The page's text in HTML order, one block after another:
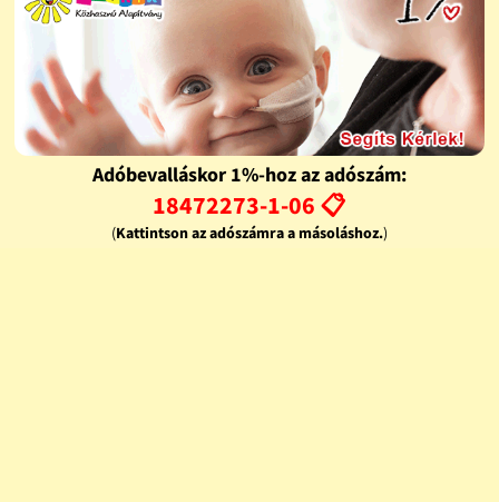
Adóbevalláskor 1%-hoz az adószám:
18472273-1-06 📋
(Kattintson az adószámra a másoláshoz.)